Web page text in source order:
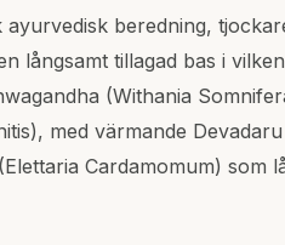
beredning,
långsamt tillagad bas i
(Withania
med värmande
Cardamomum) som